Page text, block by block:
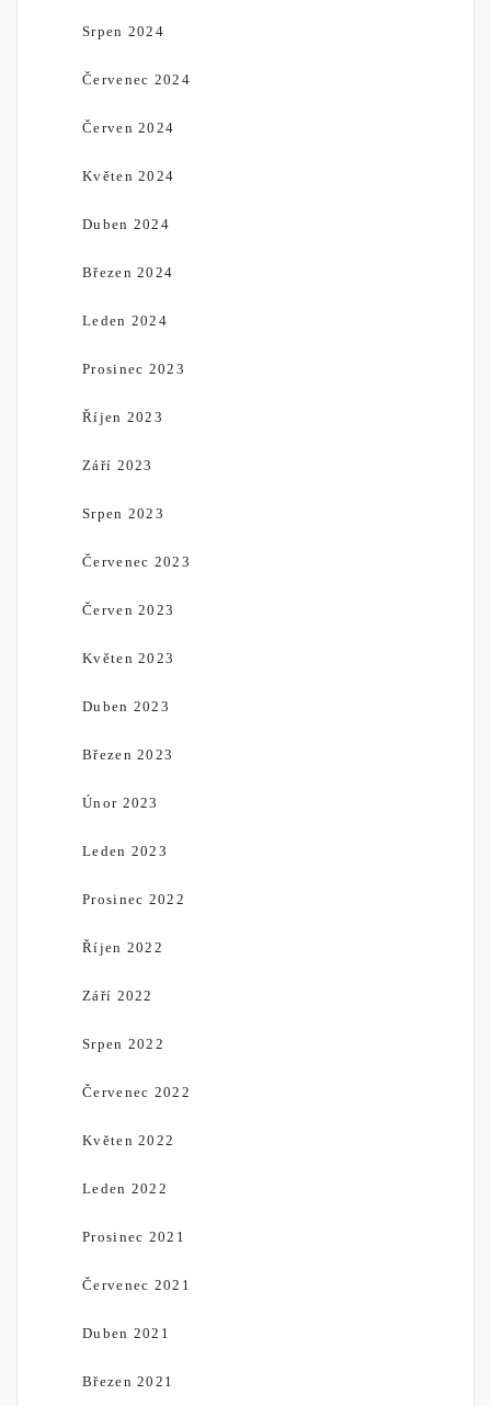
Srpen 2024
Červenec 2024
Červen 2024
Květen 2024
Duben 2024
Březen 2024
Leden 2024
Prosinec 2023
Říjen 2023
Září 2023
Srpen 2023
Červenec 2023
Červen 2023
Květen 2023
Duben 2023
Březen 2023
Únor 2023
Leden 2023
Prosinec 2022
Říjen 2022
Září 2022
Srpen 2022
Červenec 2022
Květen 2022
Leden 2022
Prosinec 2021
Červenec 2021
Duben 2021
Březen 2021